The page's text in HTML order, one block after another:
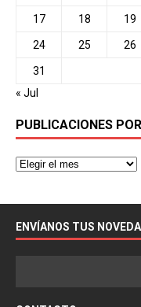
17 18 19
24 25 26
31
« Jul
PUBLICACIONES
ENVÍANOS TUS